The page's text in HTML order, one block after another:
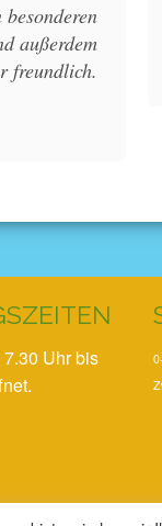
außerdem
freundlich.
Uhr bis